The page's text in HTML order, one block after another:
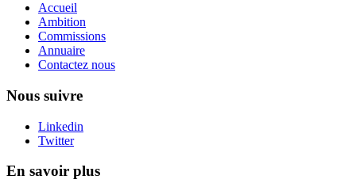
Accueil
Ambition
Commissions
Annuaire
Contactez nous
Nous suivre
Linkedin
Twitter
En savoir plus